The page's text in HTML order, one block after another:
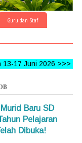
Guru dan Staf
>>> FOLLOW,
Baru SD
Pelajaran
Dibuka!